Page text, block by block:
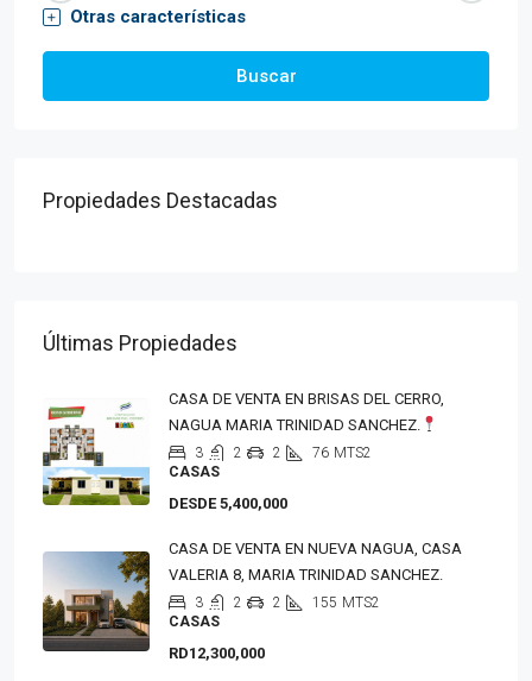
Otras características
Buscar
Propiedades Destacadas
Últimas Propiedades
CASA DE VENTA EN BRISAS DEL CERRO,
NAGUA MARIA TRINIDAD SANCHEZ.
3 2 2 76 MTS2
CASAS
DESDE 5,400,000
CASA DE VENTA EN NUEVA NAGUA, CASA
VALERIA 8, MARIA TRINIDAD SANCHEZ.
3 2 2 155 MTS2
CASAS
RD12,300,000